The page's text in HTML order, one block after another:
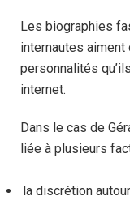
Les biographies
internautes
personnalités
internet.
Dans le cas de
liée à plusieurs
la discrétion